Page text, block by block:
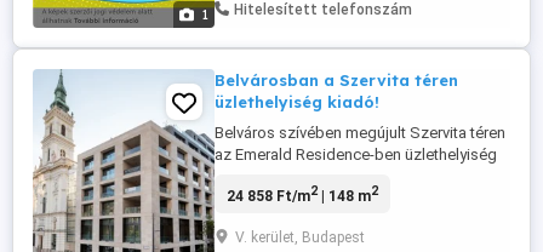
1
mindenkinek...
Hitelesített telefonszám
Belvárosban a Szervita téren
üzlethelyiség kiadó!
Belváros szívében megújult Szervita téren
az Emerald Residence-ben üzlethelyiség
épült, egyedi boutique hotellel együtt
körű szolgáltatások gondoskodnak az itt
24 858 Ft/m2| 148 m2
V. kerület, Budapest